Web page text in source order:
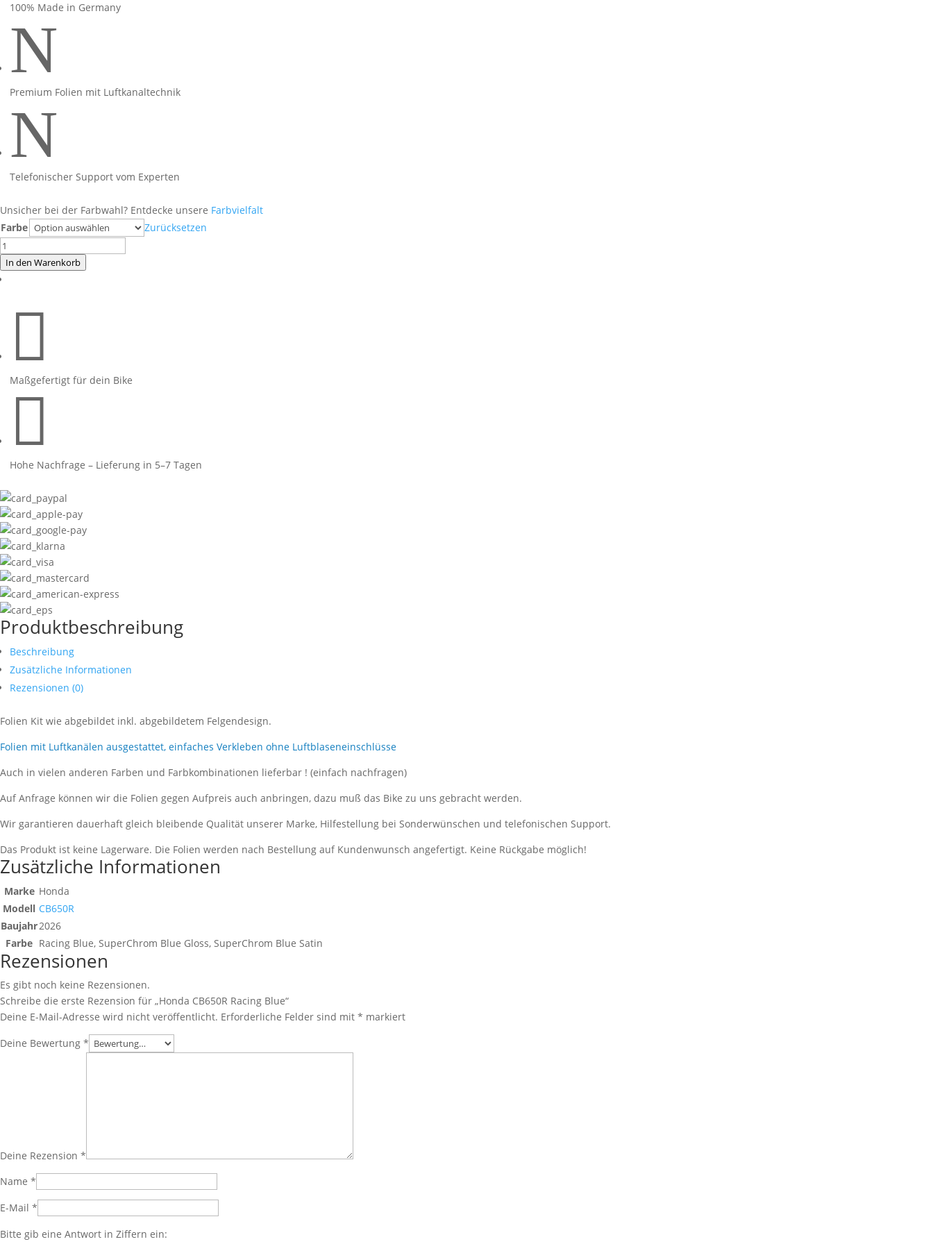
100% Made in Germany
N
Premium Folien mit Luftkanaltechnik
N
Telefonischer Support vom Experten
Unsicher bei der Farbwahl? Entdecke unsere Farbvielfalt
Farbe
Zurücksetzen
Honda
CB650R
Racing
In den Warenkorb

Maßgefertigt für dein Bike

Hohe Nachfrage – Lieferung in 5–7 Tagen
Produktbeschreibung
Beschreibung
Zusätzliche Informationen
Rezensionen (0)
Folien Kit wie abgebildet inkl. abgebildetem Felgendesign.
Folien mit Luftkanälen ausgestattet, einfaches Verkleben ohne Luftblaseneinschlüsse
Auch in vielen anderen Farben und Farbkombinationen lieferbar ! (einfach nachfragen)
Auf Anfrage können wir die Folien gegen Aufpreis auch anbringen, dazu muß das Bike zu uns gebracht werden.
Wir garantieren dauerhaft gleich bleibende Qualität unserer Marke, Hilfestellung bei Sonderwünschen und telefonischen Support.
Das Produkt ist keine Lagerware. Die Folien werden nach Bestellung auf Kundenwunsch angefertigt. Keine Rückgabe möglich!
Zusätzliche Informationen
Marke Honda
Modell CB650R
Baujahr2026
Farbe Racing Blue, SuperChrom Blue Gloss, SuperChrom Blue Satin
Rezensionen
Es gibt noch keine Rezensionen.
Schreibe die erste Rezension für „Honda CB650R Racing Blue“
Deine E-Mail-Adresse wird nicht veröffentlicht. Erforderliche Felder sind mit * markiert
Deine Bewertung *
Deine Rezension *
Name *
E-Mail *
Bitte gib eine Antwort in Ziffern ein: